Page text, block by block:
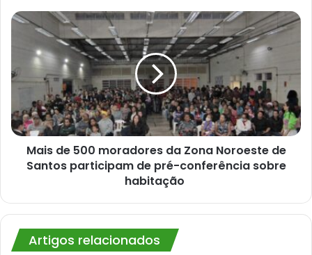
redes
sociais
Mais
moradores
da
Zona
Noroeste
de
Santos
participam
sobre
Mais de 500 moradores da Zona Noroeste de
Santos participam de pré-conferência sobre
habitação
Artigos relacionados